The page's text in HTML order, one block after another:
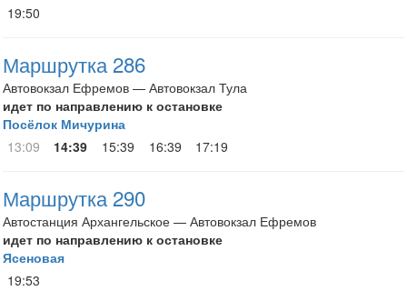
19:50
Маршрутка 286
Автовокзал Ефремов — Автовокзал Тула
идет по направлению к остановке
Посёлок Мичурина
13:09
14:39 15:39 16:39 17:19
Маршрутка 290
Автостанция Архангельское — Автовокзал Ефремов
идет по направлению к остановке
Ясеновая
19:53